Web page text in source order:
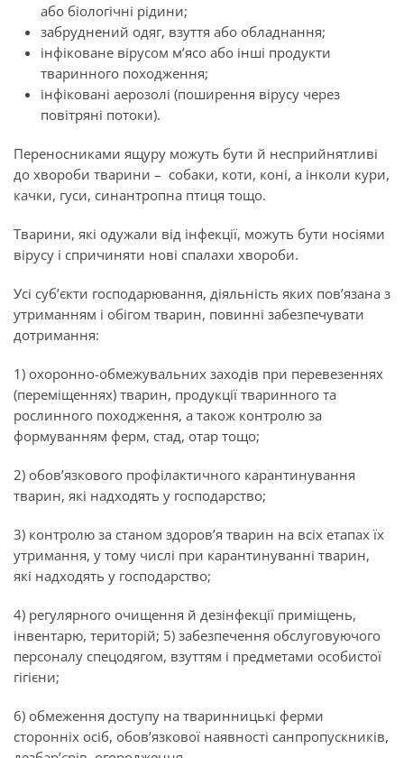
або біологічні рідини;
забруднений одяг, взуття або обладнання;
інфіковане вірусом м’ясо або інші продукти
тваринного походження;
інфіковані аерозолі (поширення вірусу через
повітряні потоки).
Переносниками ящуру можуть бути й несприйнятливі
до хвороби тварини – собаки, коти, коні, а інколи кури,
качки, гуси, синантропна птиця тощо.
Тварини, які одужали від інфекції, можуть бути носіями
вірусу і спричиняти нові спалахи хвороби.
Усі суб’єкти господарювання, діяльність яких пов’язана з
утриманням і обігом тварин, повинні забезпечувати
дотримання:
1) охоронно-обмежувальних заходів при перевезеннях
(переміщеннях) тварин, продукції тваринного та
рослинного походження, а також контролю за
формуванням ферм, стад, отар тощо;
2) обов’язкового профілактичного карантинування
тварин, які надходять у господарство;
3) контролю за станом здоров’я тварин на всіх етапах їх
утримання, у тому числі при карантинуванні тварин,
які надходять у господарство;
4) регулярного очищення й дезінфекції приміщень,
інвентарю, територій; 5) забезпечення обслуговуючого
персоналу спецодягом, взуттям і предметами особистої
гігієни;
6) обмеження доступу на тваринницькі ферми
сторонніх осіб, обов’язкової наявності санпропускників,